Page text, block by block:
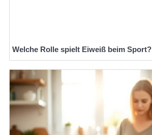
Welche Rolle spielt Eiweiß beim Sport?